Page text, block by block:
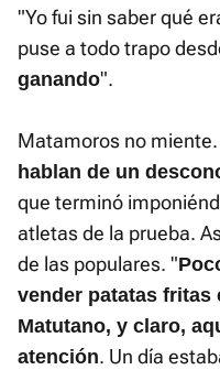
"Yo fui sin saber qué
puse a todo trapo
ganando".
Matamoros no miente.
hablan de un
que terminó
atletas de la prueba.
de las populares. "
vender patatas fritas
Matutano, y claro,
atención. Un día